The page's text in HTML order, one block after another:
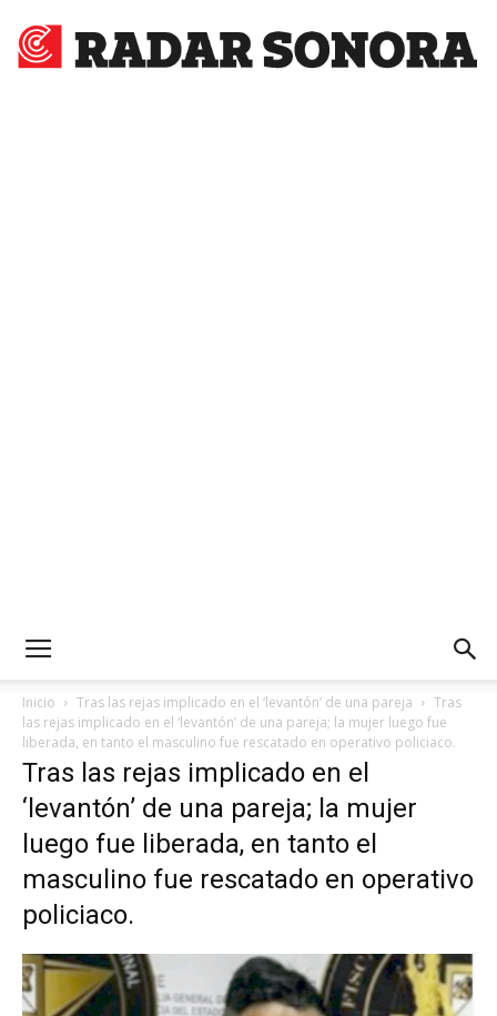
Inicio Tras las rejas implicado en el ‘levantón’ de una pareja
Tras
las rejas implicado en el ‘levantón’ de una pareja; la mujer luego fue
liberada, en tanto el masculino fue rescatado en operativo policiaco.
Tras las rejas implicado en el
‘levantón’ de una pareja; la mujer
luego fue liberada, en tanto el
masculino fue rescatado en operativo
policiaco.